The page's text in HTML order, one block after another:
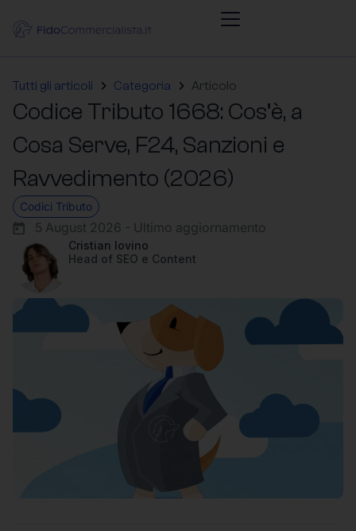
Tutti gli articoli Categoria Articolo
Codice Tributo 1668: Cos’è, a
Cosa Serve, F24, Sanzioni e
Ravvedimento (2026)
Codici Tributo
5 August 2026 - Ultimo aggiornamento
Cristian Iovino
Head of SEO e Content